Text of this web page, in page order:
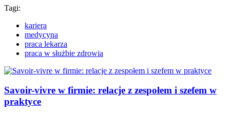
Tagi:
kariera
medycyna
praca lekarza
praca w służbie zdrowia
Savoir-vivre w firmie: relacje z zespołem i szefem w
praktyce